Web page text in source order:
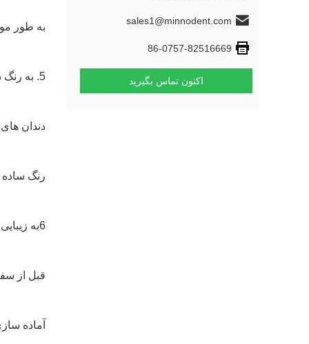
sales1@minnodent.com
86-0757-82516669
اکنون تماس بگیرید
به طور
5. به رنگ دندان مصنوعی تطابق دهید
دندان های
رنگ
6به زیبایی شناسی دندانپزشکی مراجعه کنید
قبل از
آماده